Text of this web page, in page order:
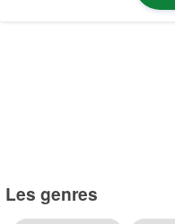
Les genres